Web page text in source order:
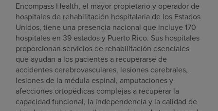
Encompass Health, el mayor propietario y operador de
hospitales de rehabilitación hospitalaria de los Estados
Unidos, tiene una presencia nacional que incluye 170
hospitales en 39 estados y Puerto Rico. Sus hospitales
proporcionan servicios de rehabilitación esenciales
que ayudan a los pacientes a recuperarse de
accidentes cerebrovasculares, lesiones cerebrales,
lesiones de la médula espinal, amputaciones y
afecciones ortopédicas complejas a recuperar la
capacidad funcional, la independencia y la calidad de